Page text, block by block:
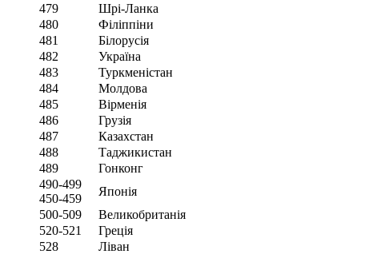
479
Шрі-Ланка
480
Філіппіни
481
Білорусія
482
Україна
483
Туркменістан
484
Молдова
485
Вірменія
486
Грузія
487
Казахстан
488
Таджикистан
489
Гонконг
490-499
450-459
Японія
500-509
Великобританія
520-521
Греція
528
Ліван